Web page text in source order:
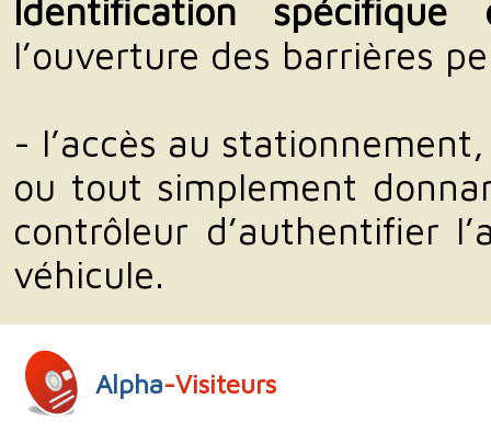
Identification spécifique
l’ouverture des barrières
- l’accès au stationnement,
ou tout simplement
contrôleur d’authentifier
véhicule.
Alpha-Visiteurs